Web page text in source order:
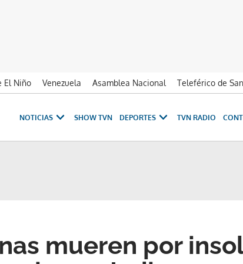
El Niño Venezuela Asamblea Nacional Teleférico de
NOTICIAS SHOW TVN DEPORTES TVN RADIO
mueren por